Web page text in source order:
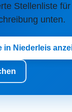
Stellenliste
unten.
in Niederleis